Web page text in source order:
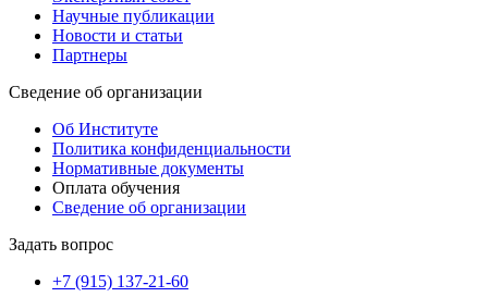
Научные публикации
Новости и статьи
Партнеры
Сведение об организации
Об Институте
Политика конфиденциальности
Нормативные документы
Оплата обучения
Сведение об организации
Задать вопрос
+7 (915) 137-21-60